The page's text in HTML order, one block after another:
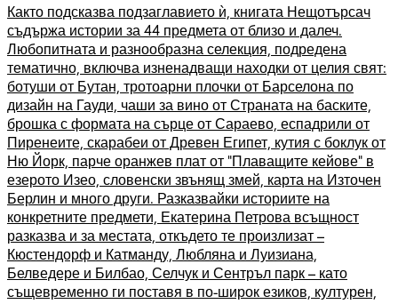
Както подсказва подзаглавието ѝ, книгата Нещотърсач
съдържа истории за 44 предмета от близо и далеч.
Любопитната и разнообразна селекция, подредена
тематично, включва изненадващи находки от целия свят:
ботуши от Бутан, тротоарни плочки от Барселона по
дизайн на Гауди, чаши за вино от Страната на баските,
брошка с формата на сърце от Сараево, еспадрили от
Пиренеите, скарабеи от Древен Египет, кутия с боклук от
Ню Йорк, парче оранжев плат от “Плаващите кейове” в
езерото Изео, словенски звънящ змей, карта на Източен
Берлин и много други. Разказвайки историите на
конкретните предмети, Екатерина Петрова всъщност
разказва и за местата, откъдето те произлизат –
Кюстендорф и Катманду, Любляна и Луизиана,
Белведере и Билбао, Селчук и Сентръл парк – като
същевременно ги поставя в по-широк езиков, културен,